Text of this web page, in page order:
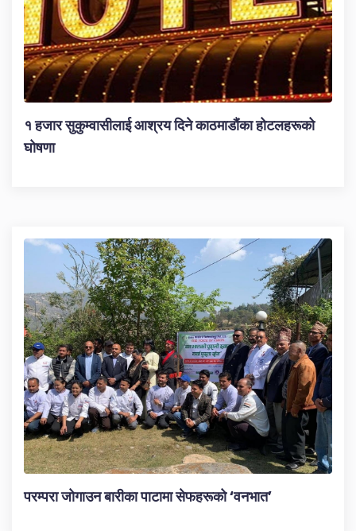
१ हजार सुकुम्वासीलाई आश्रय दिने काठमाडौंका होटलहरूको
घोषणा
परम्परा जोगाउन बारीका पाटामा सेफहरूको ‘वनभात’